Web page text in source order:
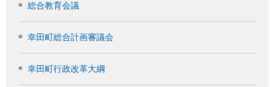
総合教育会議
幸田町総合計画審議会
幸田町行政改革大綱